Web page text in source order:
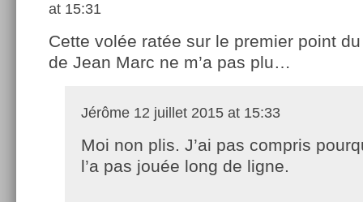
at 15:31
Cette volée ratée sur le premier point
de Jean Marc ne m’a pas plu…
Jérôme 12 juillet 2015 at 15:33
Moi non plis. J’ai pas compris
l’a pas jouée long de ligne.